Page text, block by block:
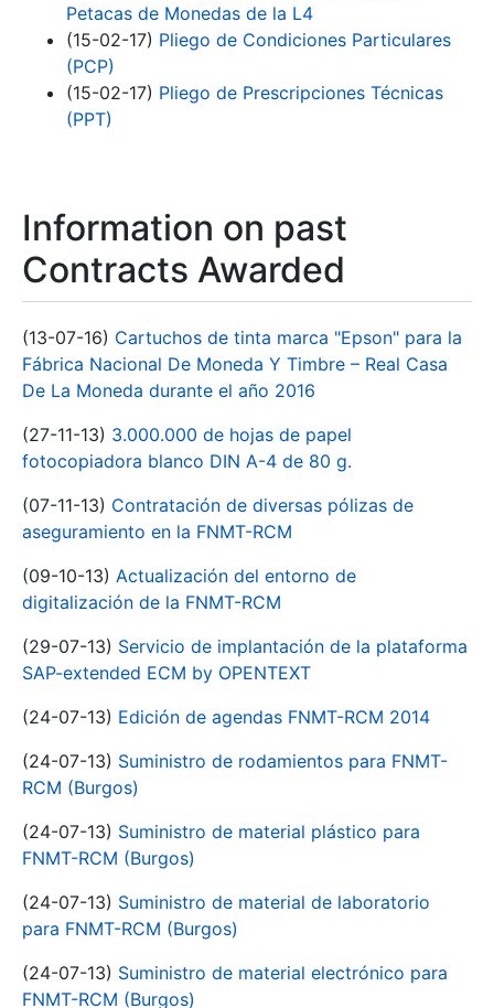
Petacas de Monedas de la L4
(15-02-17) Pliego de Condiciones Particulares
(PCP)
(15-02-17) Pliego de Prescripciones Técnicas
(PPT)
Information on past
Contracts Awarded
(13-07-16) Cartuchos de tinta marca "Epson" para la
Fábrica Nacional De Moneda Y Timbre – Real Casa
De La Moneda durante el año 2016
(27-11-13) 3.000.000 de hojas de papel
fotocopiadora blanco DIN A-4 de 80 g.
(07-11-13) Contratación de diversas pólizas de
aseguramiento en la FNMT-RCM
(09-10-13) Actualización del entorno de
digitalización de la FNMT-RCM
(29-07-13) Servicio de implantación de la plataforma
SAP-extended ECM by OPENTEXT
(24-07-13) Edición de agendas FNMT-RCM 2014
(24-07-13) Suministro de rodamientos para FNMT-
RCM (Burgos)
(24-07-13) Suministro de material plástico para
FNMT-RCM (Burgos)
(24-07-13) Suministro de material de laboratorio
para FNMT-RCM (Burgos)
(24-07-13) Suministro de material electrónico para
FNMT-RCM (Burgos)